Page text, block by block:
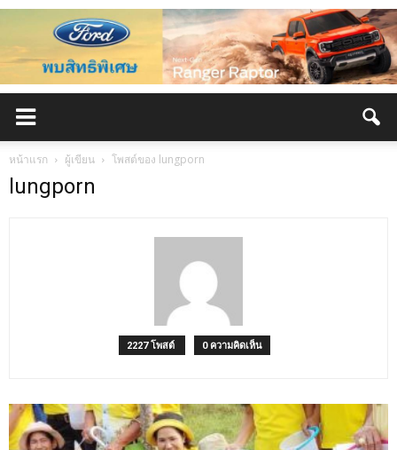
หน้าแรก ผู้เขียน โพสต์ของ lungporn
lungporn
2227 โพสต์ 0 ความคิดเห็น